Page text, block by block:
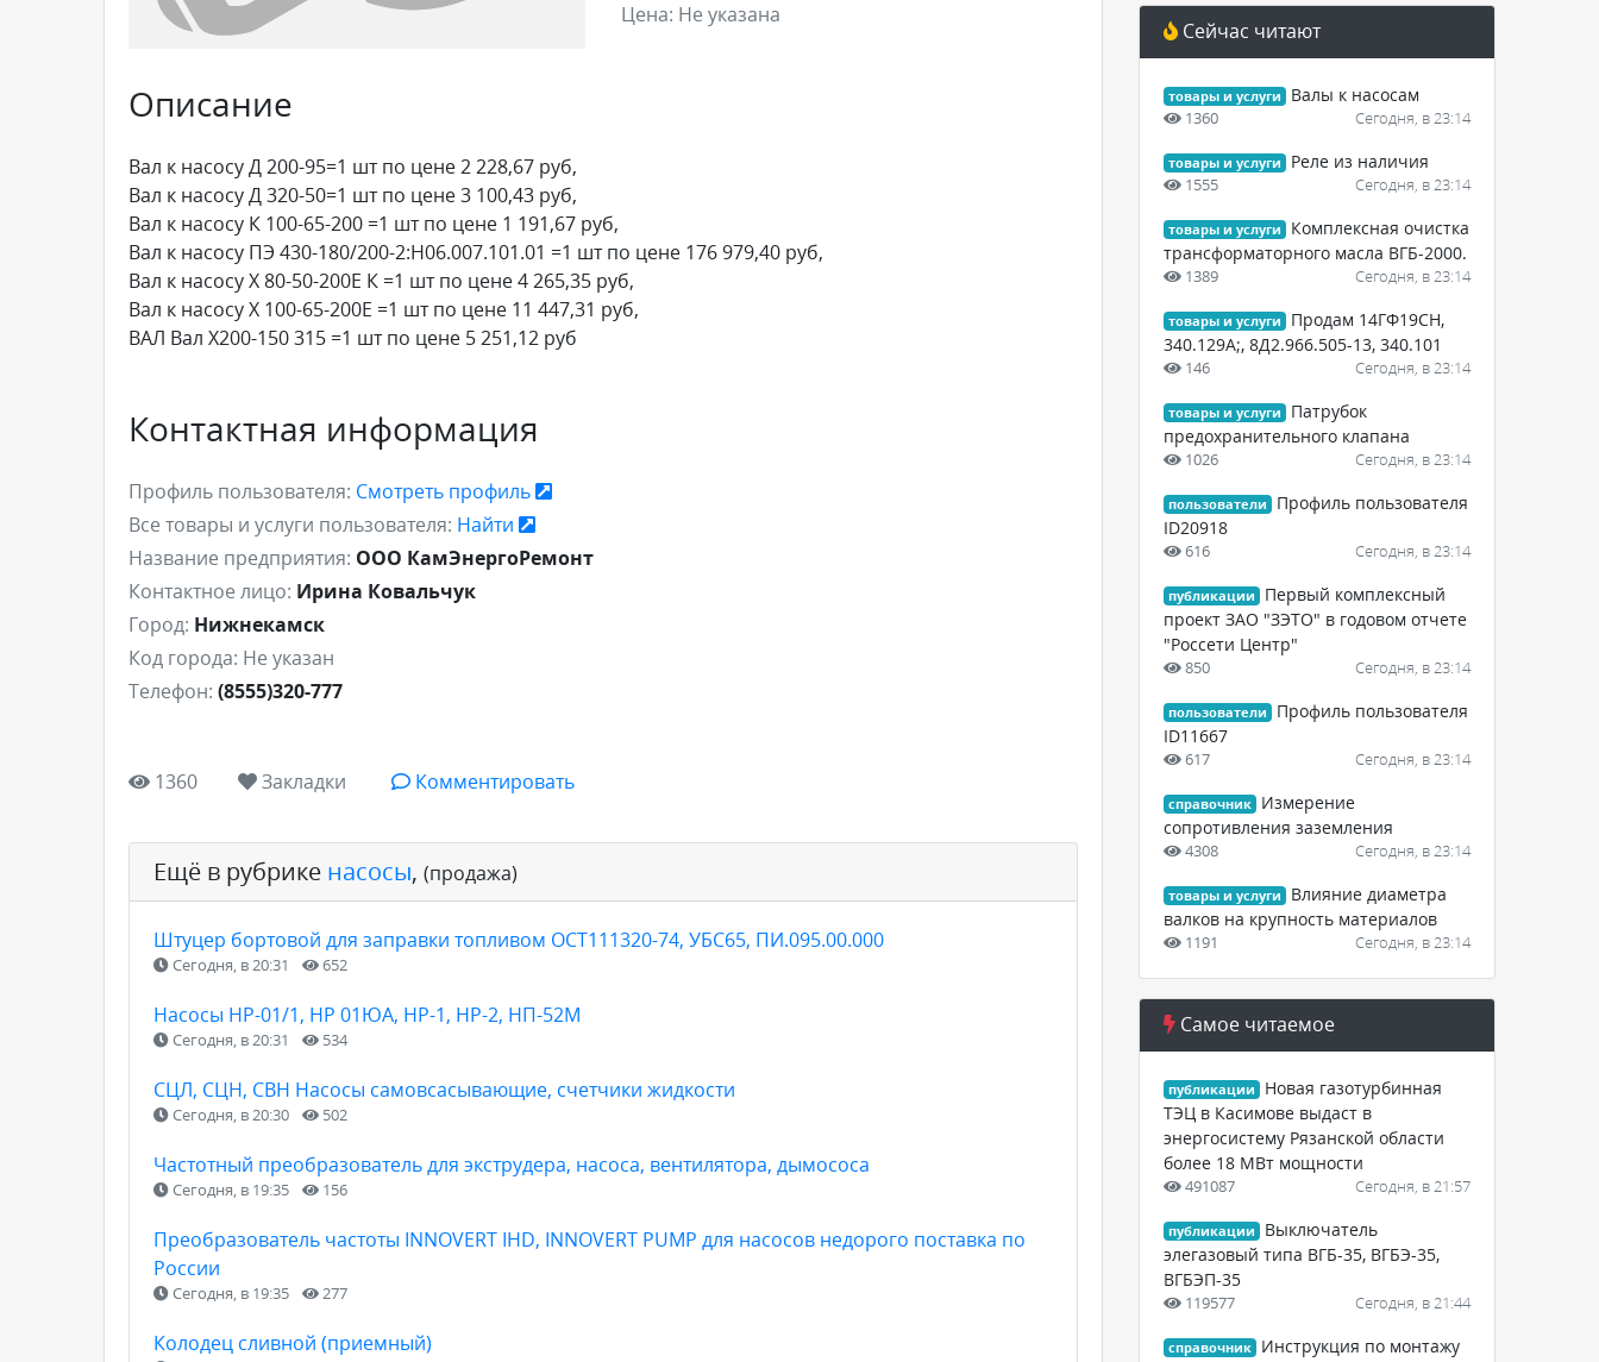
Цена: Не указана
Описание
Вал к насосу Д 200-95=1 шт по цене 2 228,67 руб,
Вал к насосу Д 320-50=1 шт по цене 3 100,43 руб,
Вал к насосу К 100-65-200 =1 шт по цене 1 191,67 руб,
Вал к насосу ПЭ 430-180/200-2:Н06.007.101.01 =1 шт по цене 176 979,40 руб,
Вал к насосу Х 80-50-200Е К =1 шт по цене 4 265,35 руб,
Вал к насосу Х 100-65-200Е =1 шт по цене 11 447,31 руб,
ВАЛ Вал Х200-150 315 =1 шт по цене 5 251,12 руб
Контактная информация
Профиль пользователя: Смотреть профиль
Все товары и услуги пользователя: Найти
Название предприятия: ООО КамЭнергоРемонт
Контактное лицо: Ирина Ковальчук
Город: Нижнекамск
Код города: Не указан
Телефон: (8555)320-777
1360 Закладки Комментировать
Ещё в рубрике насосы, (продажа)
Штуцер бортовой для заправки топливом ОСТ111320-74, УБС65, ПИ.095.00.000
Сегодня, в 20:31 652
Насосы НР-01/1, НР 01ЮА, НР-1, НР-2, НП-52М
Сегодня, в 20:31 534
СЦЛ, СЦН, СВН Насосы самовсасывающие, счетчики жидкости
Сегодня, в 20:30 502
Частотный преобразователь для экструдера, насоса, вентилятора, дымососа
Сегодня, в 19:35 156
Преобразователь частоты INNOVERT IHD, INNOVERT PUMP для насосов недорого поставка по
России
Сегодня, в 19:35 277
Колодец сливной (приемный)
Сейчас читают
товары и услуги Валы к насосам
1360 Сегодня, в 23:14
товары и услуги Реле из наличия
1555 Сегодня, в 23:14
товары и услуги
Комплексная очистка
трансформаторного масла ВГБ-2000.
1389 Сегодня, в 23:14
товары и услуги
Продам 14ГФ19СН,
340.129А;, 8Д2.966.505-13, 340.101
146 Сегодня, в 23:14
товары и услуги
Патрубок
предохранительного клапана
1026 Сегодня, в 23:14
пользователи
Профиль пользователя
ID20918
616 Сегодня, в 23:14
публикации
Первый комплексный
проект ЗАО "ЗЭТО" в годовом отчете
"Россети Центр"
850 Сегодня, в 23:14
пользователи
Профиль пользователя
ID11667
617 Сегодня, в 23:14
справочник
Измерение
сопротивления заземления
4308 Сегодня, в 23:14
товары и услуги
Влияние диаметра
валков на крупность материалов
1191 Сегодня, в 23:14
Самое читаемое
публикации
Новая газотурбинная
ТЭЦ в Касимове выдаст в
энергосистему Рязанской области
более 18 МВт мощности
491087 Сегодня, в 21:57
публикации
Выключатель
элегазовый типа ВГБ-35, ВГБЭ-35,
ВГБЭП-35
119577 Сегодня, в 21:44
справочник
Инструкция по монтажу